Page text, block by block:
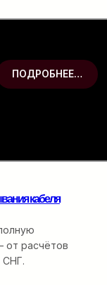
ПОДРОБНЕЕ…
кабеля
от расчётов
СНГ.